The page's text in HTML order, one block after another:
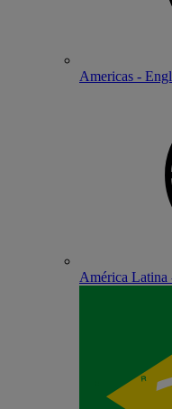
Americas -
América Latina